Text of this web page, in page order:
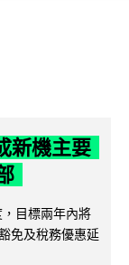
新機主要
目標兩年內將
免及稅務優惠延